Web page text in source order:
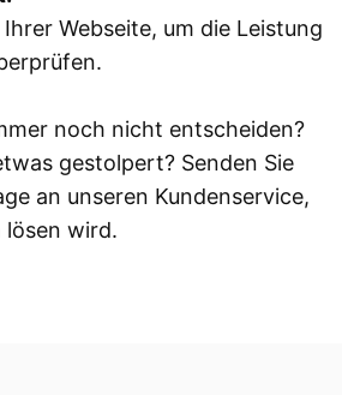
Ihrer Webseite, um die Leistung
noch nicht entscheiden?
gestolpert? Senden Sie
an unseren Kundenservice,
lösen wird.